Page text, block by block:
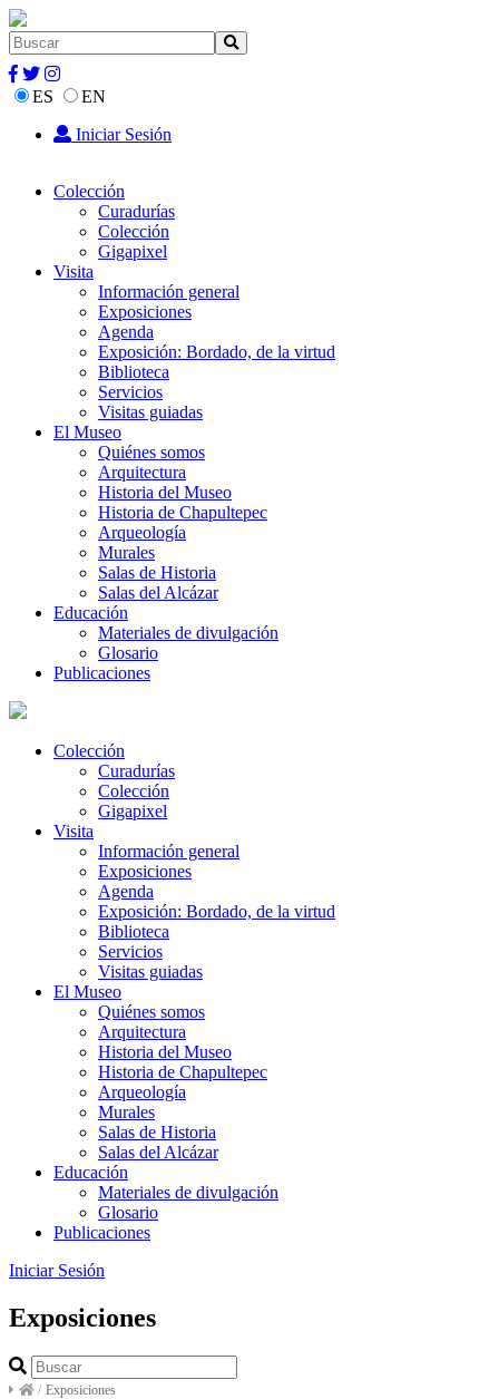
ES
EN
Iniciar Sesión
Colección
Curadurías
Colección
Gigapixel
Visita
Información general
Exposiciones
Agenda
Exposición: Bordado, de la virtud
Biblioteca
Servicios
Visitas guiadas
El Museo
Quiénes somos
Arquitectura
Historia del Museo
Historia de Chapultepec
Arqueología
Murales
Salas de Historia
Salas del Alcázar
Educación
Materiales de divulgación
Glosario
Publicaciones
Colección
Curadurías
Colección
Gigapixel
Visita
Información general
Exposiciones
Agenda
Exposición: Bordado, de la virtud
Biblioteca
Servicios
Visitas guiadas
El Museo
Quiénes somos
Arquitectura
Historia del Museo
Historia de Chapultepec
Arqueología
Murales
Salas de Historia
Salas del Alcázar
Educación
Materiales de divulgación
Glosario
Publicaciones
Iniciar Sesión
Exposiciones
/ Exposiciones